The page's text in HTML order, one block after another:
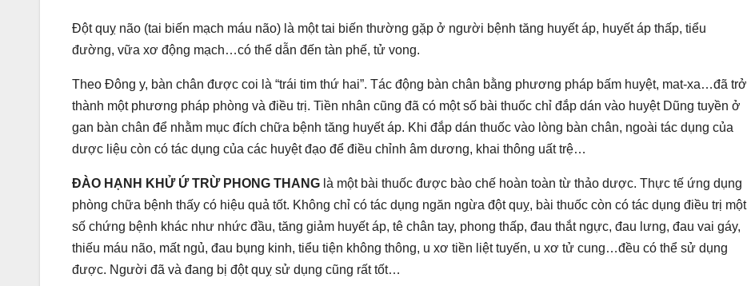
Đột quỵ não (tai biến mạch máu não) là một tai biến thường gặp ở người bệnh tăng huyết áp, huyết áp thấp, tiểu
đường, vữa xơ động mạch…có thể dẫn đến tàn phế, tử vong.
Theo Đông y, bàn chân được coi là “trái tim thứ hai”. Tác động bàn chân bằng phương pháp bấm huyệt, mat-xa…đã trở
thành một phương pháp phòng và điều trị. Tiền nhân cũng đã có một số bài thuốc chỉ đắp dán vào huyệt Dũng tuyền ở
gan bàn chân để nhằm mục đích chữa bệnh tăng huyết áp. Khi đắp dán thuốc vào lòng bàn chân, ngoài tác dụng của
dược liệu còn có tác dụng của các huyệt đạo để điều chỉnh âm dương, khai thông uất trệ…
ĐÀO HẠNH KHỬ Ứ TRỪ PHONG THANG là một bài thuốc được bào chế hoàn toàn từ thảo dược. Thực tế ứng dụng
phòng chữa bệnh thấy có hiệu quả tốt. Không chỉ có tác dụng ngăn ngừa đột quỵ, bài thuốc còn có tác dụng điều trị một
số chứng bệnh khác như nhức đầu, tăng giảm huyết áp, tê chân tay, phong thấp, đau thắt ngực, đau lưng, đau vai gáy,
thiếu máu não, mất ngủ, đau bụng kinh, tiểu tiện không thông, u xơ tiền liệt tuyến, u xơ tử cung…đều có thể sử dụng
được. Người đã và đang bị đột quỵ sử dụng cũng rất tốt…